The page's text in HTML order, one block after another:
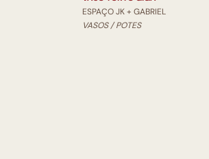
ESPAÇO JK + GABRIEL
VASOS / POTES